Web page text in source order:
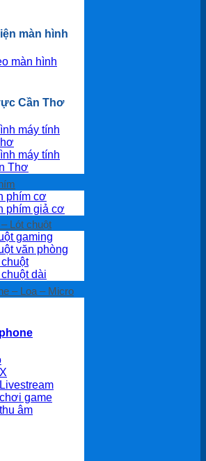
màn hình
màn hình
Cần Thơ
máy tính
máy tính
Thơ
phím cơ
phím giả cơ
Lót chuột
gaming
văn phòng
chuột
chuột dài
– Loa – Micro
game
âm